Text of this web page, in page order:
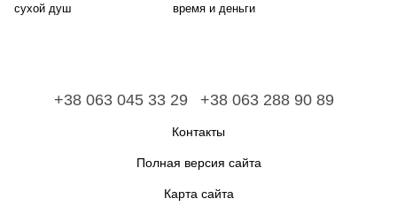
сухой душ
время и деньги
+38 063 045 33 29 +38 063 288 90 89
Контакты
Полная версия сайта
Карта сайта